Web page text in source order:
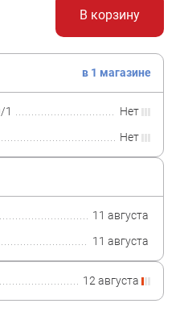
В корзину
11 августа
11 августа
12 августа
в 1 магазине
1
Нет
Нет